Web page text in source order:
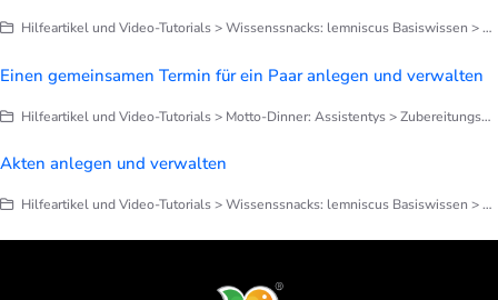
Hilfeartikel und Video-Tutorials > Wissenssnacks: lemniscus Basiswissen > Finetuning deines lemniscus
Einen gemeinsamen Termin für ein Paar anlegen und verwalten
Hilfeartikel und Video-Tutorials > Motto-Dinner: Assistentys > Zubereitungsempfehlungen: Termine für Paare, Gruppen und Familien
Akten anlegen und verwalten
Hilfeartikel und Video-Tutorials > Wissenssnacks: lemniscus Basiswissen > Finetuning deines lemniscus